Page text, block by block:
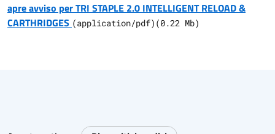
apre avviso per TRI STAPLE 2.0 INTELLIGENT RELOAD &
CARTHRIDGES (application/pdf) (0.22 Mb)